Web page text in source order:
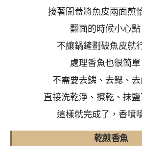
接著開蓋將魚皮兩面煎
翻面的時候小心點
不讓鍋鏟劃破魚皮就
處理香魚也很簡單
不需要去鱗、去鰓、去
直接洗乾淨、擦乾、抹鹽
這樣就完成了，香噴
乾煎香魚